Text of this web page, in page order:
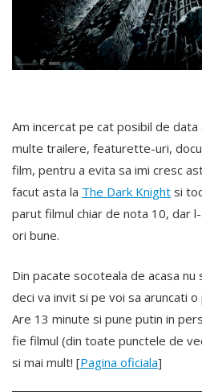
Am incercat pe cat posibil de
multe trailere, featurette-uri,
film, pentru a evita sa imi cresc
facut asta la The Dark Knight si
parut filmul chiar de nota 10, dar
ori bune.
Din pacate socoteala de acasa nu
deci va invit si pe voi sa aruncati
Are 13 minute si pune putin in
fie filmul (din toate punctele de
si mai mult! [Pagina oficiala]